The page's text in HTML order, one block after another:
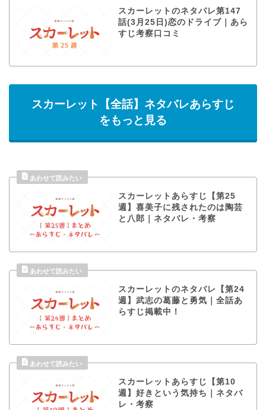
スカーレットのネタバレ第147
話(3月25日)恋のドライブ｜あら
すじ考察口コミ
スカーレット【全話】ネタバレあらすじ
をもっと見る
スカーレットあらすじ【第25
週】喜美子に残されたのは陶芸
と八郎｜ネタバレ・考察
スカーレットのネタバレ【第24
週】武志の葛藤と勇気｜全話あ
らすじ掲載中！
スカーレットあらすじ【第10
週】好きという気持ち｜ネタバ
レ・考察